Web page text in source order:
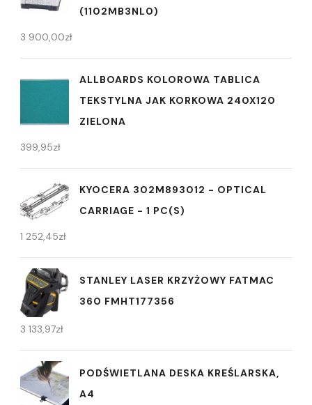
(1102MB3NL0)
3 900,00zł
ALLBOARDS KOLOROWA TABLICA
TEKSTYLNA JAK KORKOWA 240X120
ZIELONA
399,95zł
KYOCERA 302M893012 - OPTICAL
CARRIAGE - 1 PC(S)
1 252,45zł
STANLEY LASER KRZYŻOWY FATMAC
360 FMHT177356
3 133,97zł
PODŚWIETLANA DESKA KREŚLARSKA,
A4